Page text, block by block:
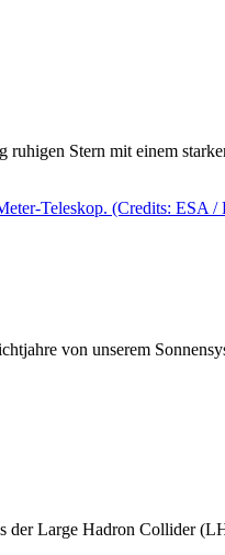
Stern mit einem
von unserem
Large Hadron Collider